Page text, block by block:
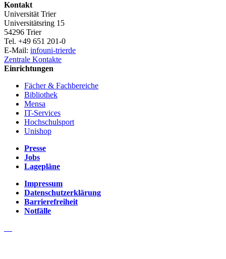
Kontakt
Universität Trier
Universitätsring 15
54296 Trier
Tel. +49 651 201-0
E-Mail: infouni-trierde
Zentrale Kontakte
Einrichtungen
Fächer & Fachbereiche
Bibliothek
Mensa
IT-Services
Hochschulsport
Unishop
Presse
Jobs
Lagepläne
Impressum
Datenschutzerklärung
Barrierefreiheit
Notfälle